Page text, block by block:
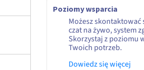
Poziomy wsparcia
Możesz skontaktować
czat na żywo, system
Skorzystaj z poziomu
Twoich potrzeb.
Dowiedz się więcej